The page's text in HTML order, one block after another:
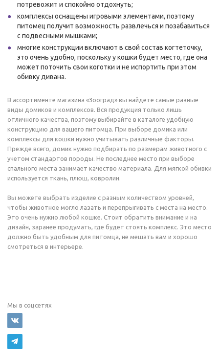
потревожит и спокойно отдохнуть;
комплексы оснащены игровыми элементами, поэтому
питомец получит возможность развлечься и позабавиться
с подвесными мышками;
многие конструкции включают в свой состав когтеточку,
это очень удобно, поскольку у кошки будет место, где она
может поточить свои коготки и не испортить при этом
обивку дивана.
В ассортименте магазина «Зооград» вы найдете самые разные
виды домиков и комплексов. Вся продукция только лишь
отличного качества, поэтому выбирайте в каталоге удобную
конструкцию для вашего питомца. При выборе домика или
комплексы для кошки нужно учитывать различные факторы.
Прежде всего, домик нужно подбирать по размерам животного с
учетом стандартов породы. Не последнее место при выборе
спального места занимает качество материала. Для мягкой обивки
используется ткань, плюш, ковролин.
Вы можете выбрать изделие с разным количеством уровней,
чтобы животное могло лазать и перепрыгивать с места на место.
Это очень нужно любой кошке. Стоит обратить внимание и на
дизайн, заранее продумать, где будет стоять комплекс. Это место
должно быть удобным для питомца, не мешать вам и хорошо
смотреться в интерьере.
Мы в соцсетях